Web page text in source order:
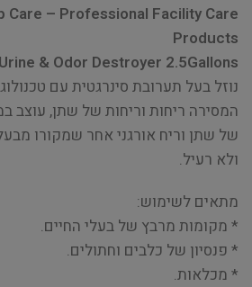
Care – Professional Facility Care
Products
& Odor Destroyer 2.5Gallons
נוזל בעל תערובת סינרגטית עם
המסירה ריחות וריחות של שתן, עוצב
של שתן וריח אורגני אחר שמקורו
ולא רעיל.
מתאים לשימוש:
* מקומות מרבץ של בעלי החיים.
* פנסיון של כלבים וחתולים.
* מכלאות.